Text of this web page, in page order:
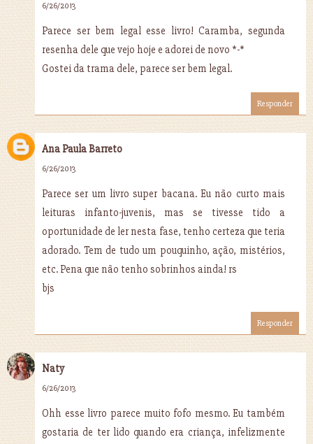
6/26/2013
Parece ser bem legal esse livro! Caramba, segunda
resenha dele que vejo hoje e adorei de novo *-*
Gostei da trama dele, parece ser bem legal.
Responder
Ana Paula Barreto
6/26/2013
Parece ser um livro super bacana. Eu não curto mais
leituras infanto-juvenis, mas se tivesse tido a
oportunidade de ler nesta fase, tenho certeza que teria
adorado. Tem de tudo um pouquinho, ação, mistérios,
etc. Pena que não tenho sobrinhos ainda! rs
bjs
Responder
Naty
6/26/2013
Ohh esse livro parece muito fofo mesmo. Eu também
gostaria de ter lido quando era criança, infelizmente